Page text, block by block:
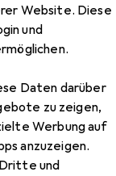
Website. Diese
und
Daten darüber
zu zeigen,
Werbung auf
anzuzeigen.
und
Lotte
der Kategorie